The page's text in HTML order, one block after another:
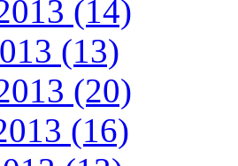
(14)
(13)
(20)
(16)